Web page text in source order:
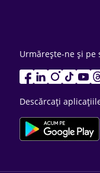
Urmărește-ne și pe
Descărcați